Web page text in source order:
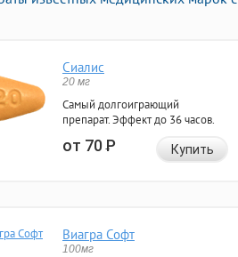
Сиалис
20 мг
Самый долгоиграющий
препарат. Эффект до 36 часов.
от 70Р Купить
Виагра Софт
100мг